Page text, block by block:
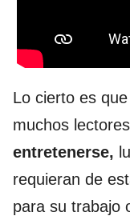
Lo cierto es
muchos
entretenerse,
requieran de
para su trabajo